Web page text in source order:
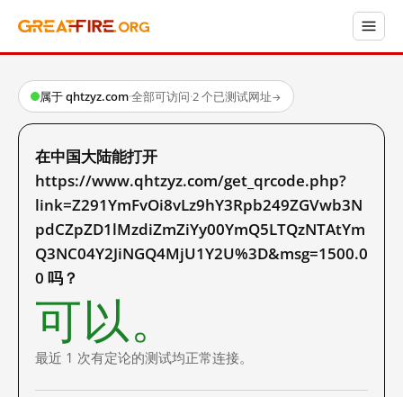
属于 qhtzyz.com·全部可访问·2 个已测试网址→
在中国大陆能打开
https://www.qhtzyz.com/get_qrcode.php?
link=Z291YmFvOi8vLz9hY3Rpb249ZGVwb3N
pdCZpZD1lMzdiZmZiYy00YmQ5LTQzNTAtYm
Q3NC04Y2JiNGQ4MjU1Y2U%3D&msg=1500.0
0 吗？
可以。
最近 1 次有定论的测试均正常连接。